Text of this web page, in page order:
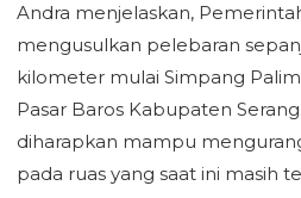
Andra menjelaskan,
mengusulkan pelebaran
kilometer mulai Simpang
Pasar Baros Kabupaten
diharapkan mampu
pada ruas yang saat ini masih